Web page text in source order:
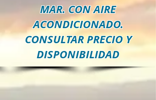
MAR. CON AIRE
ACONDICIONADO.
CONSULTAR PRECIO Y
DISPONIBILIDAD